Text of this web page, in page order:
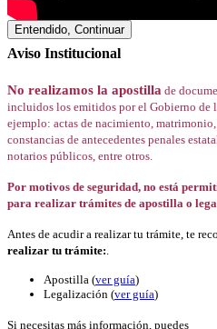
Entendido, Continuar
Aviso Institucional
No realizamos la apostilla de
incluidos los emitidos por el Gobierno de
ejemplo: actas de nacimiento,
constancias de antecedentes penales
notarios públicos, entre otros.
Por motivos de seguridad, no está
para realizar trámites de apostilla o
Antes de acudir a realizar tu trámite, te
realizar tu trámite:.
Apostilla (ver guía)
Legalización (ver guía)
Si necesitas más información, puedes